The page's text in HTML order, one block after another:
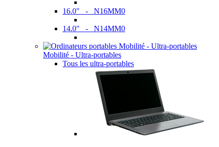
16.0" - N16MM0
14.0" - N14MM0
Mobilité - Ultra-portables
Tous les ultra-portables